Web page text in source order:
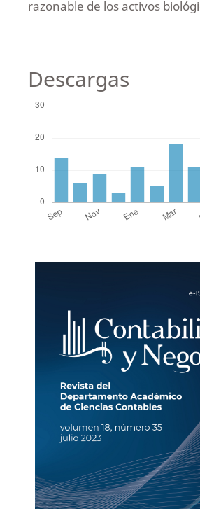
razonable de los activos
Descargas